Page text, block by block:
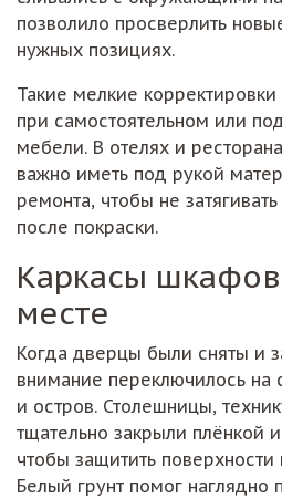
позволило просверлить
нужных позициях.
Такие мелкие
при самостоятельном или
мебели. В отелях и
важно иметь под рукой
ремонта, чтобы не
после покраски.
Каркасы
месте
Когда дверцы были сняты и
внимание переключилось
и остров. Столешницы,
тщательно закрыли плёнкой
чтобы защитить
Белый грунт помог наглядно